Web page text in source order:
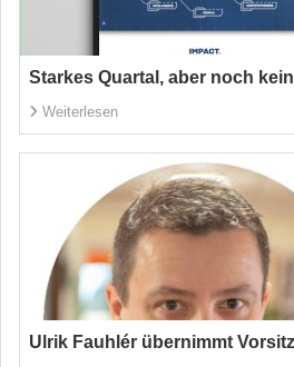
Starkes Quartal, aber noch
Weiterlesen
Ulrik Fauhlér übernimmt